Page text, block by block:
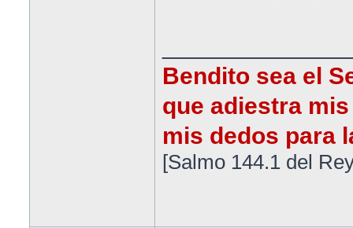
Bendito sea el
que adiestra
mis dedos para
[Salmo 144.1 del